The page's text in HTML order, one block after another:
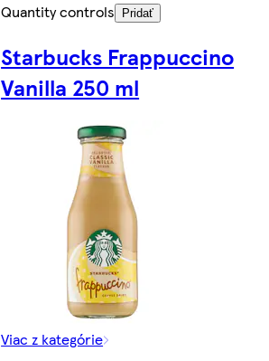
Quantity controls
Pridať
Starbucks Frappuccino
Vanilla 250 ml
Viac z kategórie